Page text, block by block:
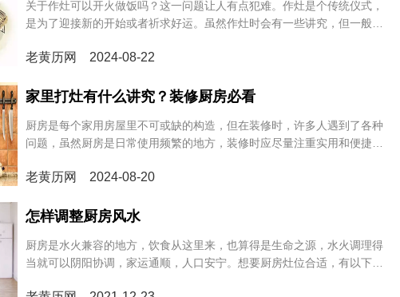
关于作灶可以开火做饭吗？这一问题让人有点犯难。作灶是个传统仪式，
是为了迎接新的开始或者祈求好运。虽然作灶时会有一些讲究，但一般来
是总有不确定因素，最好还是查看下，或参考当日的传统习俗，确保既能
老黄历网 2024-08-22
家里打灶有什么讲究？装修厨房必看
厨房是每个家用房屋里不可或缺的构造，但在装修时，许多人遇到了各种
问题，虽然厨房是日常使用频繁的地方，装修时应尽量注重实用和便捷，
荣，还对家人的心理状态产生影响。在风水学中，厨房的灶台布局尤为关
下吧。
老黄历网 2024-08-20
怎样调整厨房风水
厨房是水火兼容的地方，饮食从这里来，也算得是生命之源，水火调理得
当就可以阴阳协调，家运通顺，人口安宁。想要厨房灶位合适，有以下几